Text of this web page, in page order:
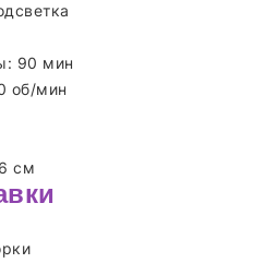
90 мин
об/мин
см